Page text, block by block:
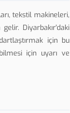
tekstil makineleri,
Diyarbakır'daki
için bu
için uyarı ve